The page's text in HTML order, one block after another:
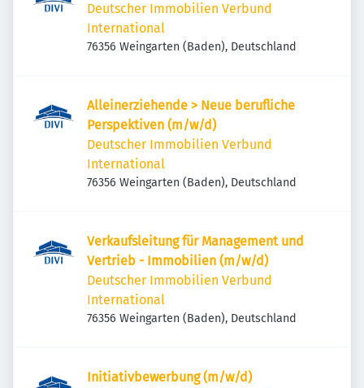
Deutscher Immobilien Verbund
International
76356 Weingarten (Baden), Deutschland
Alleinerziehende > Neue berufliche
Perspektiven (m/w/d)
Deutscher Immobilien Verbund
International
76356 Weingarten (Baden), Deutschland
Verkaufsleitung für Management und
Vertrieb - Immobilien (m/w/d)
Deutscher Immobilien Verbund
International
76356 Weingarten (Baden), Deutschland
Initiativbewerbung (m/w/d)